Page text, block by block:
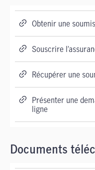
Obtenir une
Souscrire
Récupérer une
Présenter une
ligne
Documents